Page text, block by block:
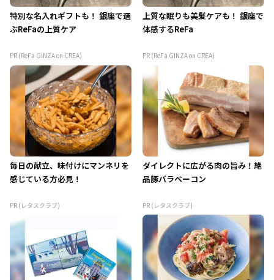
特別な名入れギフトも！ 銀座で選
ぶReFaの上質ケア
PR (ReFa GINZA on CREA)
上質な眠りも美髪ケアも！ 銀座で
体感するReFa
PR (ReFa GINZA on CREA)
毎日の献立、味付けにマンネリを
感じている方必見！
PR (レタスクラブ)
ダイレクトに広がる肉の旨み！絶
品豚バラベーコン
PR (レタスクラブ)